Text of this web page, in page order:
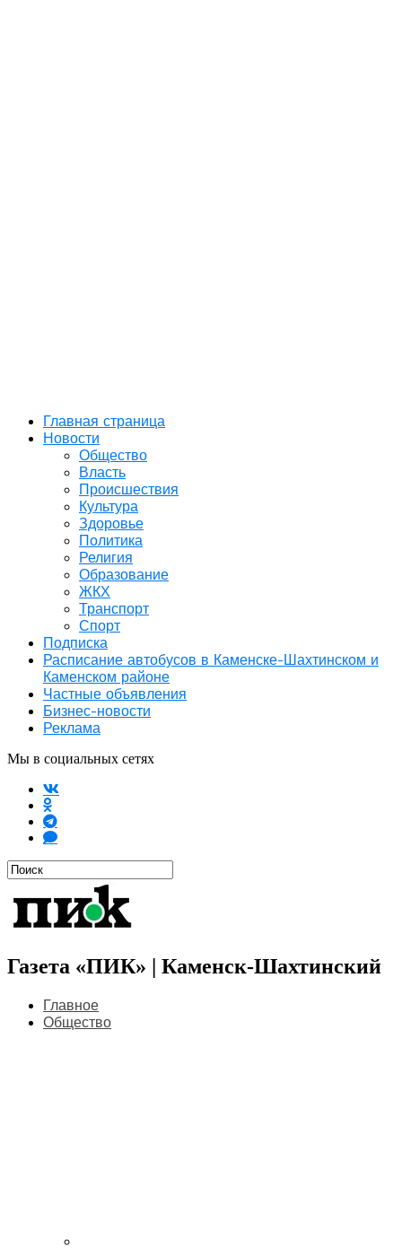
Главная страница
Новости
Общество
Власть
Происшествия
Культура
Здоровье
Политика
Религия
Образование
ЖКХ
Транспорт
Спорт
Подписка
Расписание автобусов в Каменске-Шахтинском и
Каменском районе
Частные объявления
Бизнес-новости
Реклама
Мы в социальных сетях
Газета «ПИК» | Каменск-Шахтинский
Главное
Общество